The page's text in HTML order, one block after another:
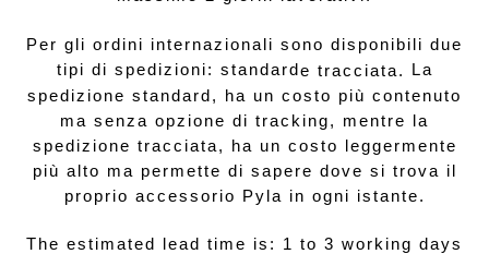
Per gli ordini internazionali sono disponibili due
tipi di spedizioni: standarde tracciata. La
spedizione standard, ha un costo più contenuto
ma senza opzione di tracking, mentre la
spedizione tracciata, ha un costo leggermente
più alto ma permette di sapere dove si trova il
proprio accessorio Pyla in ogni istante.
The estimated lead time is: 1 to 3 working days